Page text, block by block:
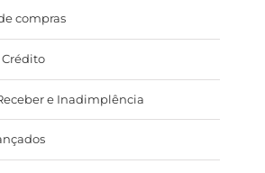
compras
e Inadimplência